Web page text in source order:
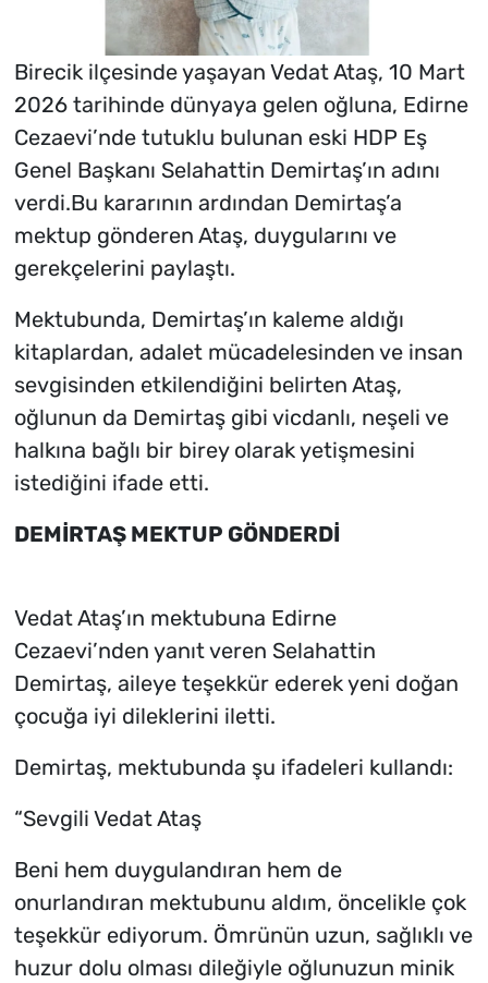
Birecik ilçesinde yaşayan Vedat Ataş, 10 Mart
2026 tarihinde dünyaya gelen oğluna, Edirne
Cezaevi’nde tutuklu bulunan eski HDP Eş
Genel Başkanı Selahattin Demirtaş’ın adını
verdi.Bu kararının ardından Demirtaş’a
mektup gönderen Ataş, duygularını ve
gerekçelerini paylaştı.
Mektubunda, Demirtaş’ın kaleme aldığı
kitaplardan, adalet mücadelesinden ve insan
sevgisinden etkilendiğini belirten Ataş,
oğlunun da Demirtaş gibi vicdanlı, neşeli ve
halkına bağlı bir birey olarak yetişmesini
istediğini ifade etti.
DEMİRTAŞ MEKTUP GÖNDERDİ
Vedat Ataş’ın mektubuna Edirne
Cezaevi’nden yanıt veren Selahattin
Demirtaş, aileye teşekkür ederek yeni doğan
çocuğa iyi dileklerini iletti.
Demirtaş, mektubunda şu ifadeleri kullandı:
“Sevgili Vedat Ataş
Beni hem duygulandıran hem de
onurlandıran mektubunu aldım, öncelikle çok
teşekkür ediyorum. Ömrünün uzun, sağlıklı ve
huzur dolu olması dileğiyle oğlunuzun minik